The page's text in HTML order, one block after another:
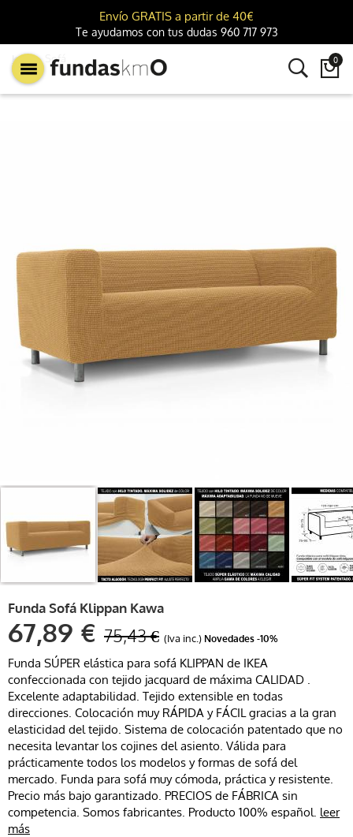
Envío GRATIS a partir de 40€
Te ayudamos con tus dudas 960 717 973
 0
km0 Sofá
Funda Sofá Klippan Kawa
67,89 € 75,43 € (Iva inc.) Novedades -10%
Funda SÚPER elástica para sofá KLIPPAN de IKEA
confeccionada con tejido jacquard de máxima CALIDAD .
Excelente adaptabilidad. Tejido extensible en todas
direcciones. Colocación muy RÁPIDA y FÁCIL gracias a la gran
elasticidad del tejido. Sistema de colocación patentado que no
necesita levantar los cojines del asiento. Válida para
prácticamente todos los modelos y formas de sofá del
mercado. Funda para sofá muy cómoda, práctica y resistente.
Precio más bajo garantizado. PRECIOS de FÁBRICA sin
competencia. Somos fabricantes. Producto 100% español. leer
más